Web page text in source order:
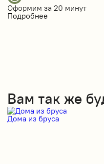
Оформим за 20 минут
Подробнее
Вам так же
Дома из бруса